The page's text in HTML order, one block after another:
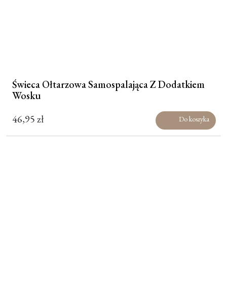
Świeca Ołtarzowa Samospalająca Z Dodatkiem
Wosku
46,95zł Do koszyka